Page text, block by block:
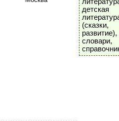
детская
(сказки,
развитие),
словари,